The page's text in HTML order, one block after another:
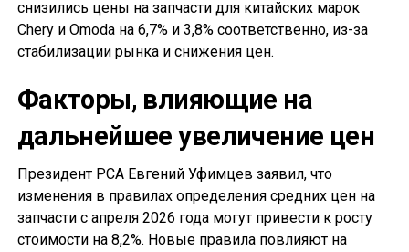
снизились цены на запчасти для китайских марок
Chery и Omoda на 6,7% и 3,8% соответственно, из-за
стабилизации рынка и снижения цен.
Факторы, влияющие на
дальнейшее увеличение цен
Президент РСА Евгений Уфимцев заявил, что
изменения в правилах определения средних цен на
запчасти с апреля 2026 года могут привести к росту
стоимости на 8,2%. Новые правила повлияют на